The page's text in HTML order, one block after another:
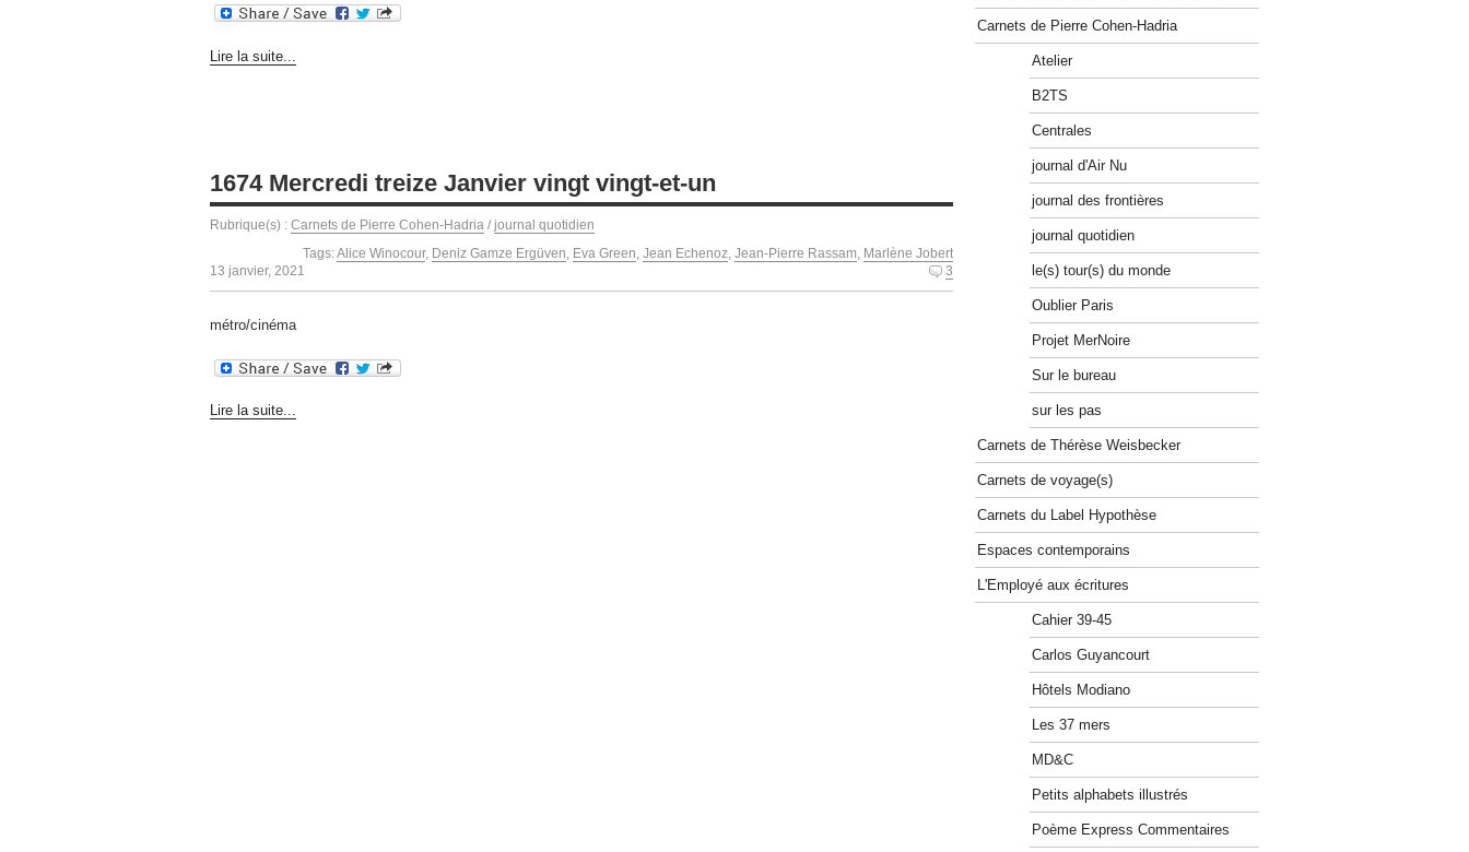
Lire la suite...
1674 Mercredi treize Janvier vingt vingt-et-un
Rubrique(s) : Carnets de Pierre Cohen-Hadria / journal quotidien
Tags:Alice Winocour, Deniz Gamze Ergüven Eva Green Jean Echenoz Jean-Pierre Rassam Marlène Jobert
13 janvier, 2021
3
métro/cinéma
Lire la suite...
Carnets de Pierre Cohen-Hadria
Atelier
B2TS
Centrales
journal d'Air Nu
journal des frontières
journal quotidien
le(s) tour(s) du monde
Oublier Paris
Projet MerNoire
Sur le bureau
sur les pas
Carnets de Thérèse Weisbecker
Carnets de voyage(s)
Carnets du Label Hypothèse
Espaces contemporains
L'Employé aux écritures
Cahier 39-45
Carlos Guyancourt
Hôtels Modiano
Les 37 mers
MD&C
Petits alphabets illustrés
Poème Express Commentaires